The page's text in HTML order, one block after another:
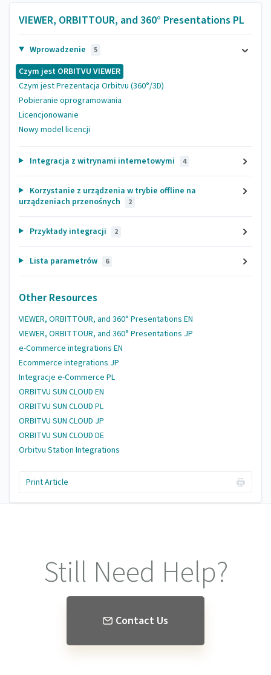
VIEWER, ORBITTOUR, and 360° Presentations PL
Wprowadzenie 5
Czym jest ORBITVU VIEWER
Czym jest Prezentacja Orbitvu (360°/3D)
Pobieranie oprogramowania
Licencjonowanie
Nowy model licencji
Integracja z witrynami internetowymi 4
Korzystanie z urządzenia w trybie offline na
urządzeniach przenośnych
2
Przykłady integracji 2
Lista parametrów 6
Other Resources
VIEWER, ORBITTOUR, and 360° Presentations EN
VIEWER, ORBITTOUR, and 360° Presentations JP
e-Commerce integrations EN
Ecommerce integrations JP
Integracje e-Commerce PL
ORBITVU SUN CLOUD EN
ORBITVU SUN CLOUD PL
ORBITVU SUN CLOUD JP
ORBITVU SUN CLOUD DE
Orbitvu Station Integrations
Print Article
Still Need Help?
Contact Us